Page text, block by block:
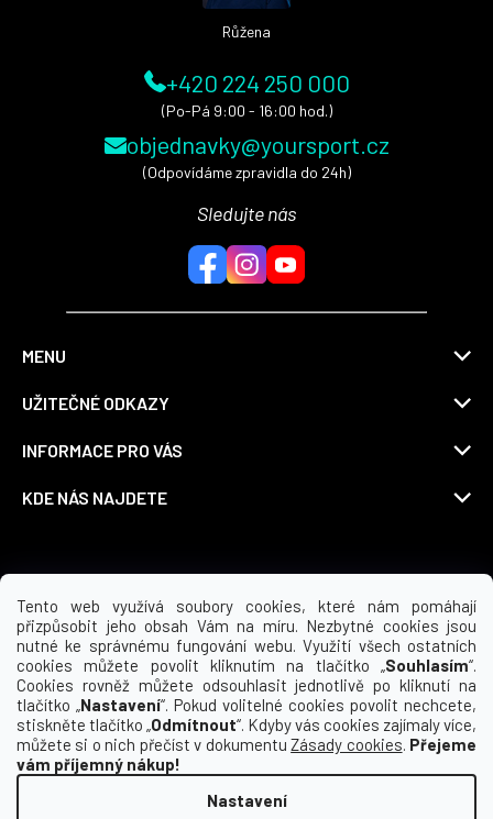
Tento web využívá soubory cookies, které nám pomáhají
přizpůsobit jeho obsah Vám na míru. Nezbytné cookies jsou
nutné ke správnému fungování webu. Využití všech ostatních
cookies můžete povolit kliknutím na tlačítko „Souhlasím“.
Cookies rovněž můžete odsouhlasit jednotlivě po kliknutí na
tlačítko „Nastavení“. Pokud volitelné cookies povolit nechcete,
stiskněte tlačítko „Odmítnout“. Kdyby vás cookies zajímaly více,
můžete si o nich přečíst v dokumentuZásady cookies. Přejeme
vám příjemný nákup!
Nastavení
Růžena
+420 224 250 000
(Po-Pá 9:00 - 16:00 hod.)
objednavky@yoursport.cz
(Odpovídáme zpravidla do 24h)
Sledujte nás
MENU
UŽITEČNÉ ODKAZY
INFORMACE PRO VÁS
KDE NÁS NAJDETE
Možnosti dopravy